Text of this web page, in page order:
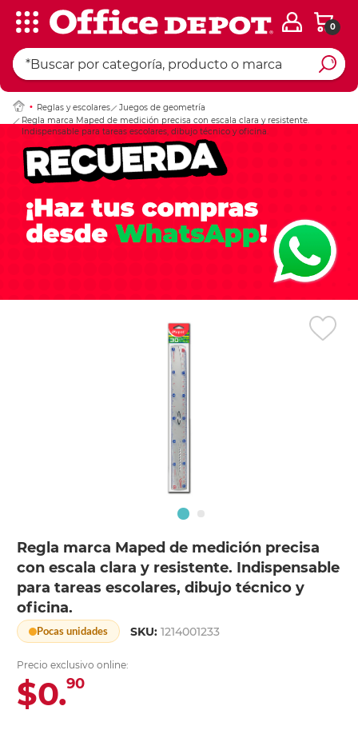
0
Reglas y escolares
Juegos de geometría
Regla marca Maped de medición precisa con escala clara y resistente.
Indispensable para tareas escolares, dibujo técnico y oficina.
Regla marca Maped de medición precisa
con escala clara y resistente. Indispensable
para tareas escolares, dibujo técnico y
oficina.
Pocas unidades SKU:1214001233
Precio exclusivo online:
$0.90
Ingresar Codigo